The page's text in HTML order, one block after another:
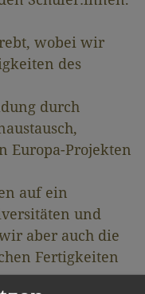
wobei wir
des
durch
Europa-Projekten
auf ein
und
aber auch die
Fertigkeiten